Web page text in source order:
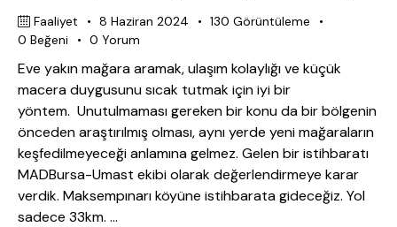
Faaliyet 8 Haziran 2024 130 Görüntüleme
0 Beğeni 0 Yorum
Eve yakın mağara aramak, ulaşım kolaylığı ve küçük
macera duygusunu sıcak tutmak için iyi bir
yöntem. Unutulmaması gereken bir konu da bir bölgenin
önceden araştırılmış olması, aynı yerde yeni mağaraların
keşfedilmeyeceği anlamına gelmez. Gelen bir istihbaratı
MADBursa-Umast ekibi olarak değerlendirmeye karar
verdik. Maksempınarı köyüne istihbarata gideceğiz. Yol
sadece 33km. …